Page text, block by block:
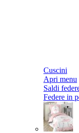
Cuscini
Apri menu
Saldi
Federe in